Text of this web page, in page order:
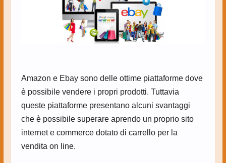
Amazon e Ebay sono delle ottime piattaforme dove
è possibile vendere i propri prodotti. Tuttavia
queste piattaforme presentano alcuni svantaggi
che è possibile superare aprendo un proprio sito
internet e commerce dotato di carrello per la
vendita on line.